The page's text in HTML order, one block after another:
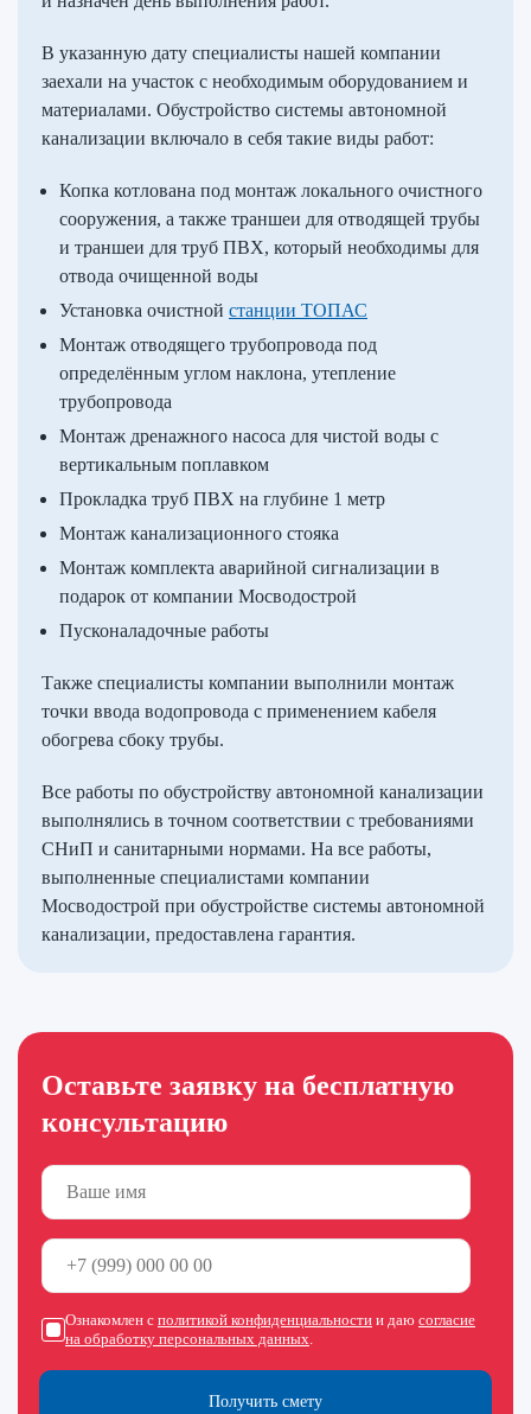
В указанную дату специалисты нашей компании
заехали на участок с необходимым оборудованием и
материалами. Обустройство системы автономной
канализации включало в себя такие виды работ:
Копка котлована под монтаж локального очистного
сооружения, а также траншеи для отводящей трубы
и траншеи для труб ПВХ, который необходимы для
отвода очищенной воды
Установка очистной станции ТОПАС
Монтаж отводящего трубопровода под
определённым углом наклона, утепление
трубопровода
Монтаж дренажного насоса для чистой воды с
вертикальным поплавком
Прокладка труб ПВХ на глубине 1 метр
Монтаж канализационного стояка
Монтаж комплекта аварийной сигнализации в
подарок от компании Мосводострой
Пусконаладочные работы
Также специалисты компании выполнили монтаж
точки ввода водопровода с применением кабеля
обогрева сбоку трубы.
Все работы по обустройству автономной канализации
выполнялись в точном соответствии с требованиями
СНиП и санитарными нормами. На все работы,
выполненные специалистами компании
Мосводострой при обустройстве системы автономной
канализации, предоставлена гарантия.
Оставьте заявку на бесплатную
консультацию
Получить смету
Ознакомлен с политикой конфиденциальности и даю согласие
на обработку персональных данных.